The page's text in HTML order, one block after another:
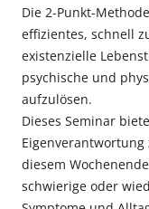
Die 2-Punkt-
effizientes, schnell
existenzielle
psychische und
aufzulösen.
Dieses Seminar
diesem
schwierige oder